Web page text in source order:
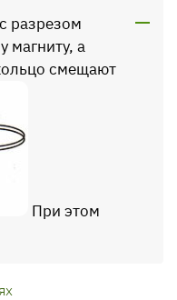
разрезом
магниту, а
смещают
При этом